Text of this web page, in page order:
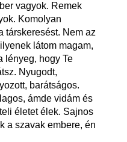
vagyok. Remek
Komolyan
társkeresést. Nem az
látom magam,
lényeg, hogy Te
Nyugodt,
barátságos.
ámde vidám és
életet élek. Sajnos
a szavak embere, én